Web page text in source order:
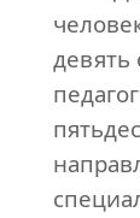
девять